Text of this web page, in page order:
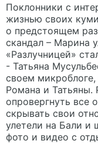
Поклонники с
жизнью своих
о предстоящем
скандал – Марина
«Разлучницей»
- Татьяна
своем
Романа и Татьяны.
опровергнуть все
скрывать свои
улетели на Бали и
фото и видео с